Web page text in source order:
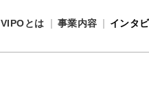
VIPOとは
VIPOとは
事業内容
インタ